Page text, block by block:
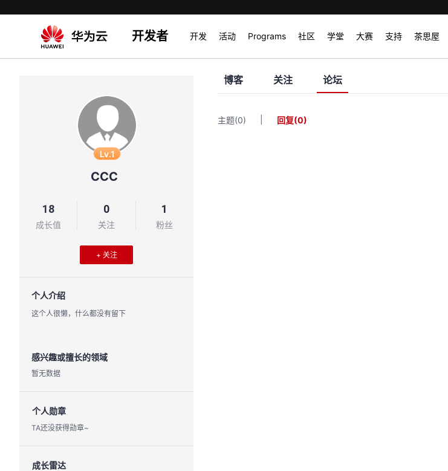
开发者 开发 活动 Programs 社区 学堂 大赛 支持 茶思屋
Lv.1
CCC
18
成长值
0
关注
1
粉丝
+ 关注
个人介绍
这个人很懒，什么都没有留下
感兴趣或擅长的领域
暂无数据
个人勋章
TA还没获得勋章~
成长雷达
博客 关注 论坛
主题(0) 回复(0)